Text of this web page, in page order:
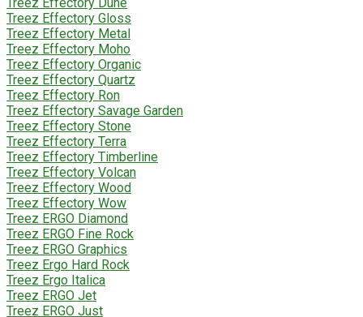
Treez Effectory Gloss
Treez Effectory Metal
Treez Effectory Moho
Treez Effectory Organic
Treez Effectory Quartz
Treez Effectory Ron
Treez Effectory Savage Garden
Treez Effectory Stone
Treez Effectory Terra
Treez Effectory Timberline
Treez Effectory Volcan
Treez Effectory Wood
Treez Effectory Wow
Treez ERGO Diamond
Treez ERGO Fine Rock
Treez ERGO Graphics
Treez Ergo Hard Rock
Treez Ergo Italica
Treez ERGO Jet
Treez ERGO Just